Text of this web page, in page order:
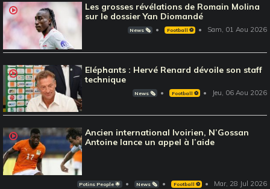
Les grosses révélations de Romain Molina
sur le dossier Yan Diomandé
News 🗞️ Football ⚽️ Sam, 01 Aou 2026
Eléphants : Hervé Renard dévoile son staff
technique
News 🗞️ Football ⚽️ Jeu, 06 Aou 2026
Ancien international Ivoirien, N’Gossan
Antoine lance un appel à l’aide
Potins People 🌟 News 🗞️ Football ⚽️ Mar, 28 Jul 2026